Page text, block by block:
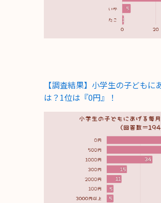
【調査結果】小学生の子ども
は？1位は『0円』！